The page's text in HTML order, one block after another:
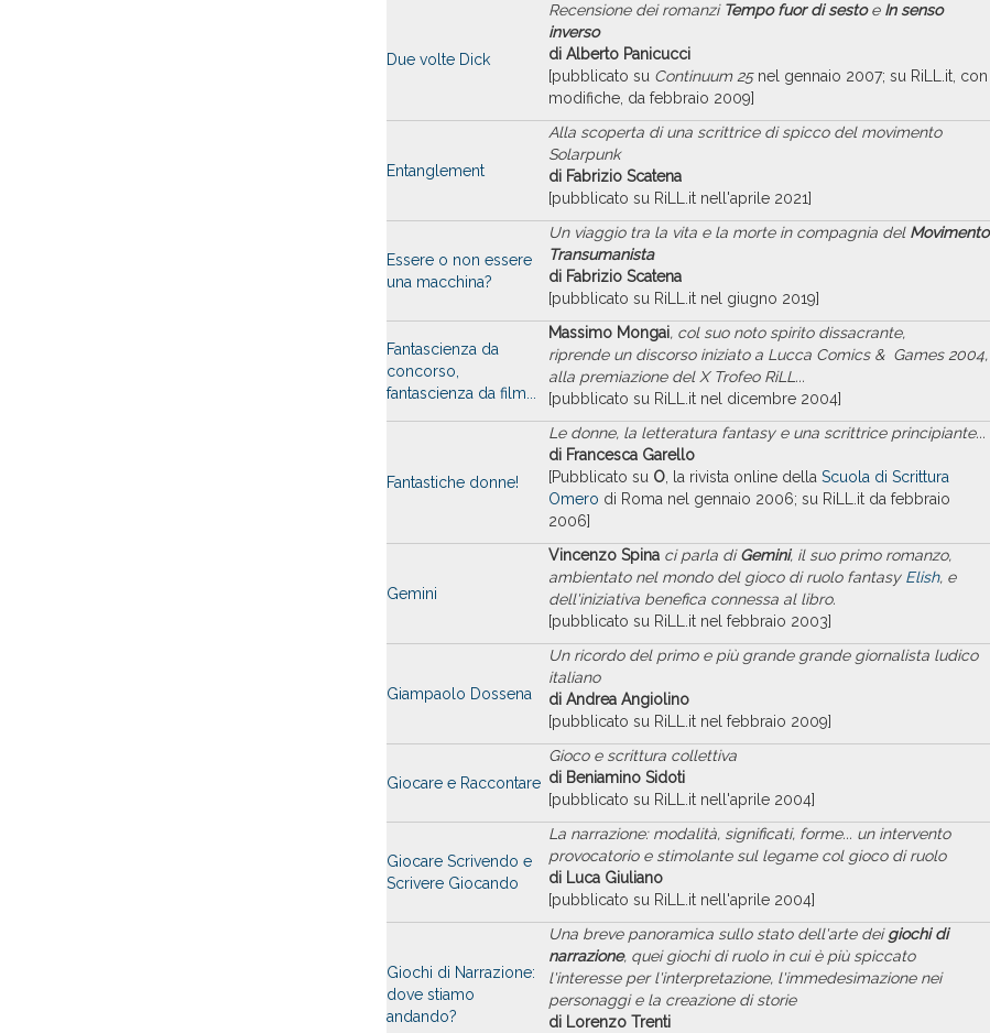
Due volte Dick
Recensione dei romanzi Tempo fuor di sestoe In senso
inverso
di Alberto Panicucci
[pubblicato su Continuum 25nel gennaio 2007; su RiLL.it, con
modifiche, da febbraio 2009]
Entanglement
Alla scoperta di una scrittrice di spicco del movimento
Solarpunk
di Fabrizio Scatena
[pubblicato su RiLL.it nell'aprile 2021]
Essere o non essere
una macchina?
Un viaggio tra la vita e la morte in compagnia del Movimento
Transumanista
di Fabrizio Scatena
[pubblicato su RiLL.it nel giugno 2019]
Fantascienza da
concorso,
fantascienza da film...
Massimo Mongai, col suo noto spirito dissacrante,
riprende un discorso iniziato a Lucca Comics & Games 2004,
alla premiazione del X Trofeo RiLL...
[pubblicato su RiLL.it nel dicembre 2004]
Fantastiche donne!
Le donne, la letteratura fantasy e una scrittrice principiante...
di Francesca Garello
[Pubblicato su O, la rivista online della Scuola di Scrittura
Omero di Roma nel gennaio 2006; su RiLL.it da febbraio
2006]
Gemini
Vincenzo Spina ci parla diGemini, il suo primo romanzo,
ambientato nel mondo del gioco di ruolo fantasy Elish, e
dell'iniziativa benefica connessa al libro.
[pubblicato su RiLL.it nel febbraio 2003]
Giampaolo Dossena
Un ricordo del primo e più grande grande giornalista ludico
italiano
di Andrea Angiolino
[pubblicato su RiLL.it nel febbraio 2009]
Giocare e Raccontare
Gioco e scrittura collettiva
di Beniamino Sidoti
[pubblicato su RiLL.it nell'aprile 2004]
Giocare Scrivendo e
Scrivere Giocando
La narrazione: modalità, significati, forme... un intervento
provocatorio e stimolante sul legame col gioco di ruolo
di Luca Giuliano
[pubblicato su RiLL.it nell'aprile 2004]
Giochi di Narrazione:
dove stiamo
andando?
Una breve panoramica sullo stato dell'arte deigiochi di
narrazione, quei giochi di ruolo in cui è più spiccato
l'interesse per l'interpretazione, l'immedesimazione nei
personaggi e la creazione di storie
di Lorenzo Trenti